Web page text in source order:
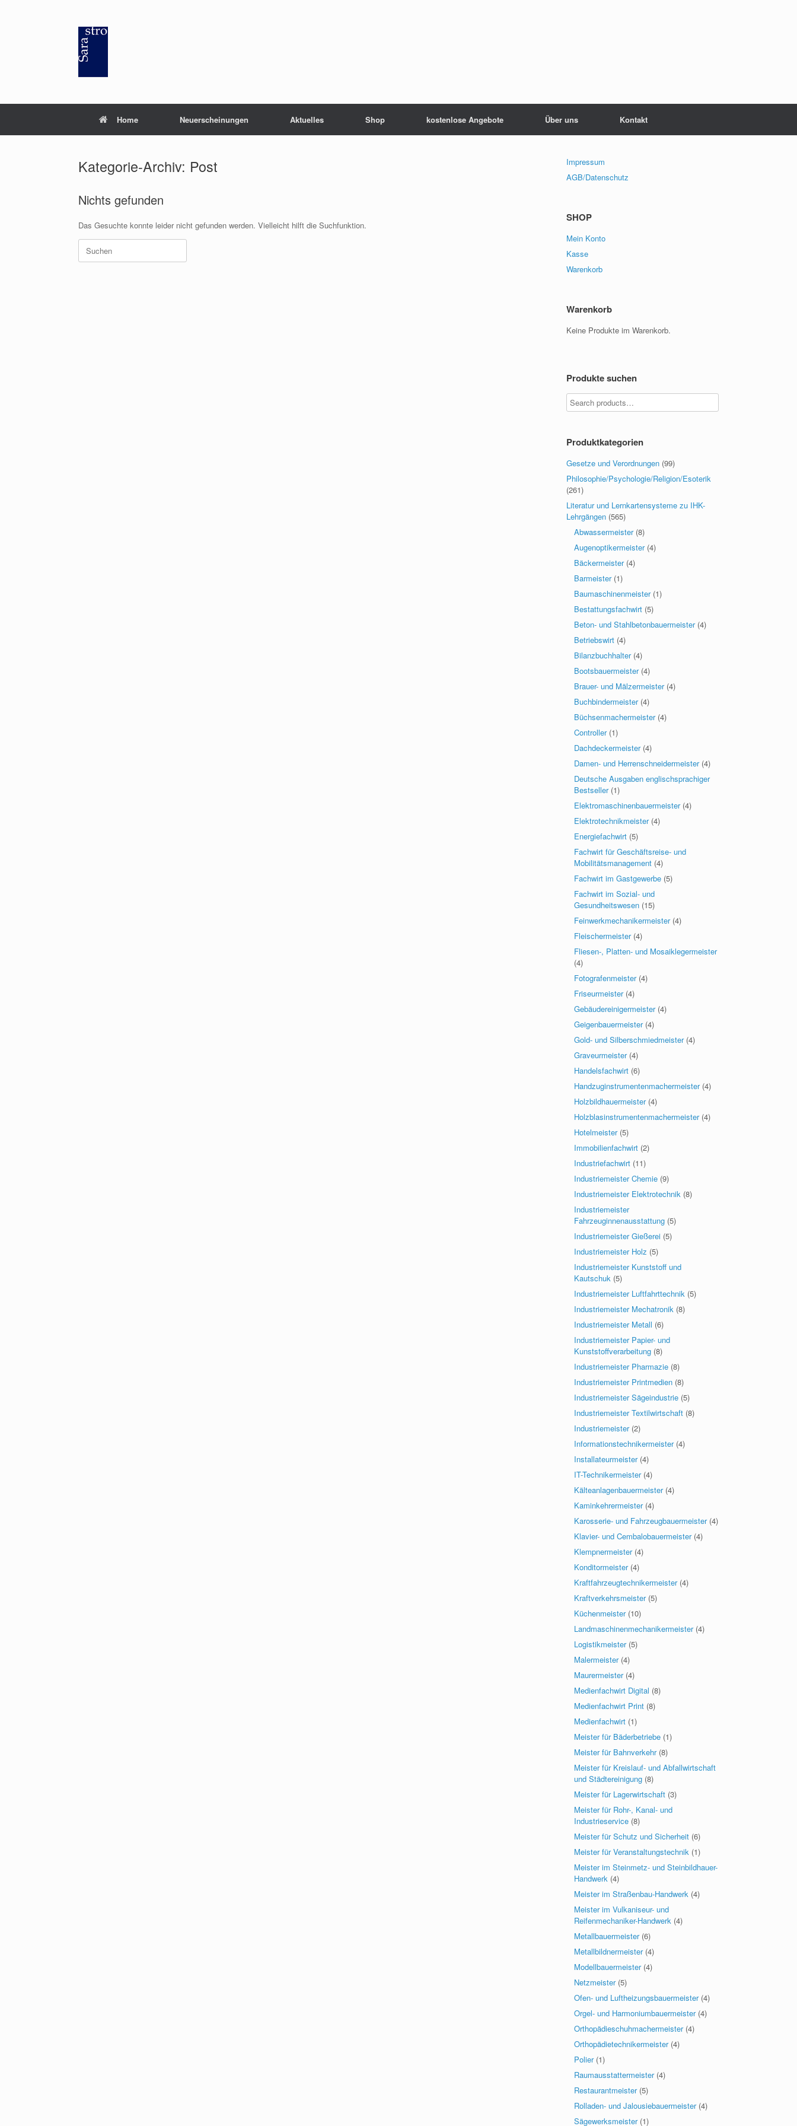
Home Neuerscheinungen Aktuelles Shop kostenlose Angebote Über uns Kontakt
Kategorie-Archiv: Post
Nichts gefunden
Das Gesuchte konnte leider nicht gefunden werden. Vielleicht hilft die Suchfunktion.
Suchen
nach:
Impressum
AGB/Datenschutz
SHOP
Mein Konto
Kasse
Warenkorb
Warenkorb
Keine Produkte im Warenkorb.
Produkte suchen
Produktkategorien
Gesetze und Verordnungen (99)
Philosophie/Psychologie/Religion/Esoterik
(261)
Literatur und Lernkartensysteme zu IHK-
Lehrgängen (565)
Abwassermeister (8)
Augenoptikermeister (4)
Bäckermeister (4)
Barmeister (1)
Baumaschinenmeister (1)
Bestattungsfachwirt (5)
Beton- und Stahlbetonbauermeister (4)
Betriebswirt (4)
Bilanzbuchhalter (4)
Bootsbauermeister (4)
Brauer- und Mälzermeister (4)
Buchbindermeister (4)
Büchsenmachermeister (4)
Controller (1)
Dachdeckermeister (4)
Damen- und Herrenschneidermeister (4)
Deutsche Ausgaben englischsprachiger
Bestseller (1)
Elektromaschinenbauermeister (4)
Elektrotechnikmeister (4)
Energiefachwirt (5)
Fachwirt für Geschäftsreise- und
Mobilitätsmanagement (4)
Fachwirt im Gastgewerbe (5)
Fachwirt im Sozial- und
Gesundheitswesen (15)
Feinwerkmechanikermeister (4)
Fleischermeister (4)
Fliesen-, Platten- und Mosaiklegermeister
(4)
Fotografenmeister (4)
Friseurmeister (4)
Gebäudereinigermeister (4)
Geigenbauermeister (4)
Gold- und Silberschmiedmeister (4)
Graveurmeister (4)
Handelsfachwirt (6)
Handzuginstrumentenmachermeister (4)
Holzbildhauermeister (4)
Holzblasinstrumentenmachermeister (4)
Hotelmeister (5)
Immobilienfachwirt (2)
Industriefachwirt (11)
Industriemeister Chemie (9)
Industriemeister Elektrotechnik (8)
Industriemeister
Fahrzeuginnenausstattung (5)
Industriemeister Gießerei (5)
Industriemeister Holz (5)
Industriemeister Kunststoff und
Kautschuk (5)
Industriemeister Luftfahrttechnik (5)
Industriemeister Mechatronik (8)
Industriemeister Metall (6)
Industriemeister Papier- und
Kunststoffverarbeitung (8)
Industriemeister Pharmazie (8)
Industriemeister Printmedien (8)
Industriemeister Sägeindustrie (5)
Industriemeister Textilwirtschaft (8)
Industriemeister (2)
Informationstechnikermeister (4)
Installateurmeister (4)
IT-Technikermeister (4)
Kälteanlagenbauermeister (4)
Kaminkehrermeister (4)
Karosserie- und Fahrzeugbauermeister (4)
Klavier- und Cembalobauermeister (4)
Klempnermeister (4)
Konditormeister (4)
Kraftfahrzeugtechnikermeister (4)
Kraftverkehrsmeister (5)
Küchenmeister (10)
Landmaschinenmechanikermeister (4)
Logistikmeister (5)
Malermeister (4)
Maurermeister (4)
Medienfachwirt Digital (8)
Medienfachwirt Print (8)
Medienfachwirt (1)
Meister für Bäderbetriebe (1)
Meister für Bahnverkehr (8)
Meister für Kreislauf- und Abfallwirtschaft
und Städtereinigung (8)
Meister für Lagerwirtschaft (3)
Meister für Rohr-, Kanal- und
Industrieservice (8)
Meister für Schutz und Sicherheit (6)
Meister für Veranstaltungstechnik (1)
Meister im Steinmetz- und Steinbildhauer-
Handwerk (4)
Meister im Straßenbau-Handwerk (4)
Meister im Vulkaniseur- und
Reifenmechaniker-Handwerk (4)
Metallbauermeister (6)
Metallbildnermeister (4)
Modellbauermeister (4)
Netzmeister (5)
Ofen- und Luftheizungsbauermeister (4)
Orgel- und Harmoniumbauermeister (4)
Orthopädieschuhmachermeister (4)
Orthopädietechnikermeister (4)
Polier (1)
Raumausstattermeister (4)
Restaurantmeister (5)
Rolladen- und Jalousiebauermeister (4)
Sägewerksmeister (1)